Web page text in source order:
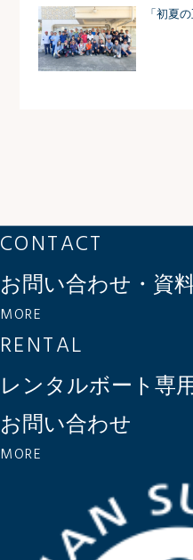
「初夏
CONTACT
お問い合わせ・資
MORE
RENTAL
レンタルボート専用
お問い合わせ
MORE